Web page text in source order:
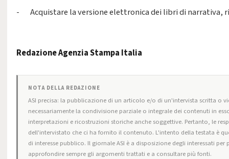
- Acquistare la versione elettronica dei libri di narrativa,
Redazione Agenzia Stampa Italia
NOTA DELLA REDAZIONE
ASI precisa: la pubblicazione di un articolo e/o di un'intervista scritta o
necessariamente la condivisione parziale o integrale dei contenuti in
interpretazioni e ricostruzioni storiche anche soggettive. Pertanto, le
dell'intervistato che ci ha fornito il contenuto. L'intento della testata è
di interesse pubblico. Il giornale ASI è a disposizione degli interessati
approfondire sempre gli argomenti trattati e a consultare più fonti.